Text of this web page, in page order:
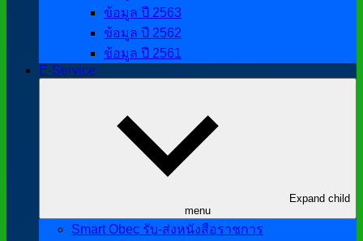
ข้อมูล ปี 2563
ข้อมูล ปี 2562
ข้อมูล ปี 2561
E-Service
Expand child
menu
Smart Obec รับ-ส่งหนังสือราชการ